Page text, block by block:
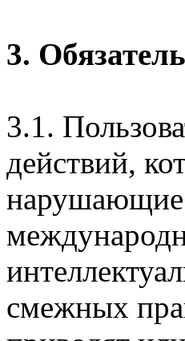
3.
3.1.
действий,
нарушающие
смежных